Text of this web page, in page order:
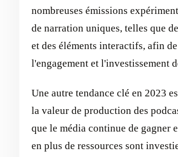
nombreuses émissions
de narration uniques, telles que
et des éléments interactifs, afin
l'engagement et l'investissement
Une autre tendance clé en 2023
la valeur de production des
que le média continue de gagner
en plus de ressources sont